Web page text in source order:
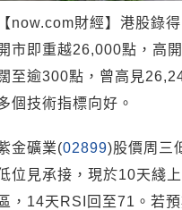
【now.com財經】港股錄
市即重越26,000點，高
至逾300點，曾高見
個技術指標向好。
金礦業(02899)股價周三
位見承接，現於10天綫
，14天RSI回至71。若